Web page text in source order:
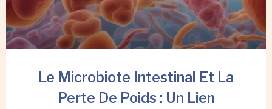
Le Microbiote Intestinal Et La
Perte De Poids : Un Lien